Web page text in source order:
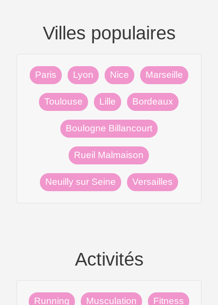
Villes populaires
Paris Lyon Nice Marseille
Toulouse Lille Bordeaux
Boulogne Billancourt
Rueil Malmaison
Neuilly sur Seine Versailles
Activités
Running Musculation Fitness